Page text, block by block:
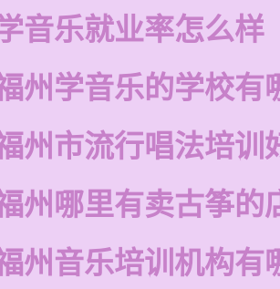
音乐就业率怎么样
州学音乐的学校有
州市流行唱法培训
州哪里有卖古筝的
州音乐培训机构有